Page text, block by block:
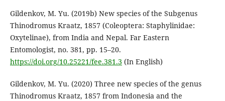
Gildenkov, M. Yu. (2019b) New species of the Subgenus
Thinodromus Kraatz, 1857 (Coleoptera: Staphylinidae:
Oxytelinae), from India and Nepal. Far Eastern
Entomologist, no. 381, pp. 15–20.
https://doi.org/10.25221/fee.381.3 (In English)
Gildenkov, M. Yu. (2020) Three new species of the genus
Thinodromus Kraatz, 1857 from Indonesia and the